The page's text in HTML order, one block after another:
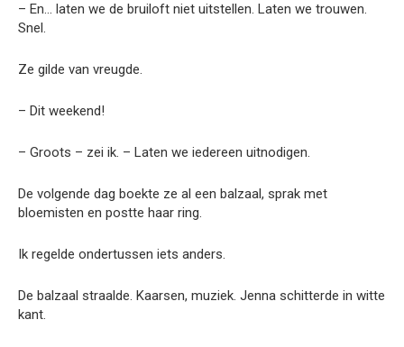
– En… laten we de bruiloft niet uitstellen. Laten we trouwen.
Snel.
Ze gilde van vreugde.
– Dit weekend!
– Groots – zei ik. – Laten we iedereen uitnodigen.
De volgende dag boekte ze al een balzaal, sprak met
bloemisten en postte haar ring.
Ik regelde ondertussen iets anders.
De balzaal straalde. Kaarsen, muziek. Jenna schitterde in witte
kant.